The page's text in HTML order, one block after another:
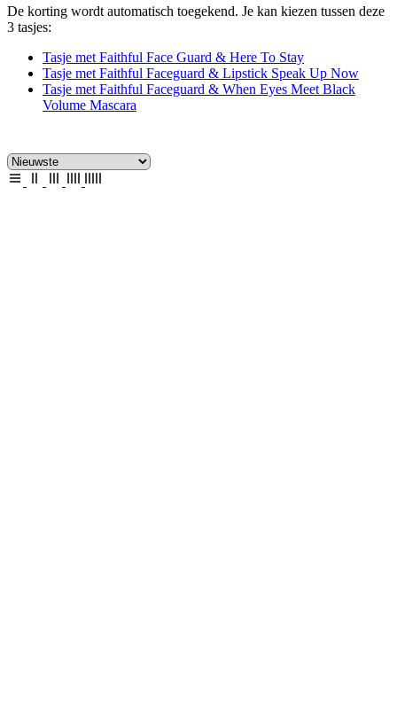
De korting wordt automatisch toegekend. Je kan kiezen tussen deze
3 tasjes:
Tasje met Faithful Face Guard & Here To Stay
Tasje met Faithful Faceguard & Lipstick Speak Up Now
Tasje met Faithful Faceguard & When Eyes Meet Black
Volume Mascara